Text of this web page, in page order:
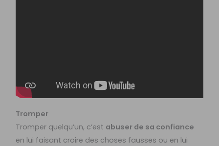
Tromper
Tromper quelqu’un, c’est abuser de sa confiance
en lui faisant croire des choses fausses ou en lui